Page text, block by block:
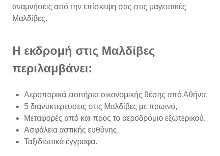
αναμνήσεις από την επίσκεψη σας στις μαγευτικές
Μαλδίβες.
Η εκδρομή στις Μαλδίβες
περιλαμβάνει:
Αεροπορικά εισιτήρια οικονομικής θέσης από Αθήνα,
5 διανυκτερεύσεις στις Μαλδίβες με πρωινό,
Μεταφορές από και προς το αεροδρόμιο εξωτερικού,
Ασφάλεια αστικής ευθύνης,
Ταξιδιωτικά έγγραφα.